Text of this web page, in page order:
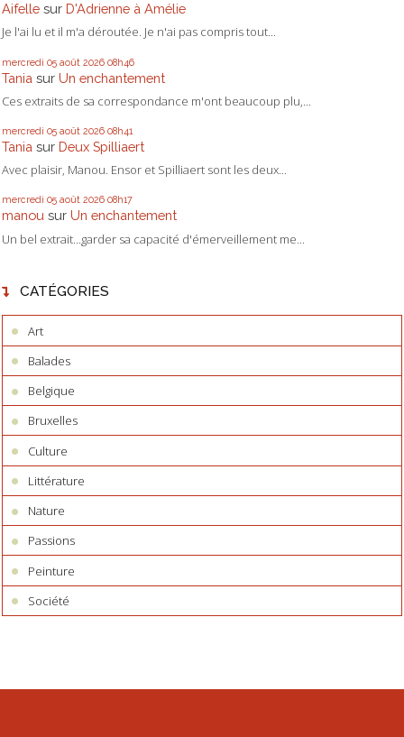
Aifelle sur D'Adrienne à Amélie
Je l'ai lu et il m'a déroutée. Je n'ai pas compris tout...
mercredi 05 août 2026 08h46
Tania sur Un enchantement
Ces extraits de sa correspondance m'ont beaucoup plu,...
mercredi 05 août 2026 08h41
Tania sur Deux Spilliaert
Avec plaisir, Manou. Ensor et Spilliaert sont les deux...
mercredi 05 août 2026 08h17
manou sur Un enchantement
Un bel extrait...garder sa capacité d'émerveillement me...
CATÉGORIES
Art
Balades
Belgique
Bruxelles
Culture
Littérature
Nature
Passions
Peinture
Société